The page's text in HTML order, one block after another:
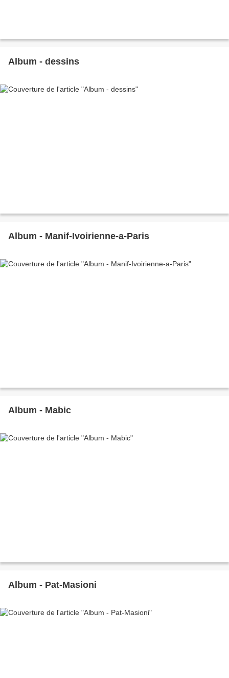
Album - dessins
Album - Manif-Ivoirienne-a-Paris
Album - Mabic
Album - Pat-Masioni